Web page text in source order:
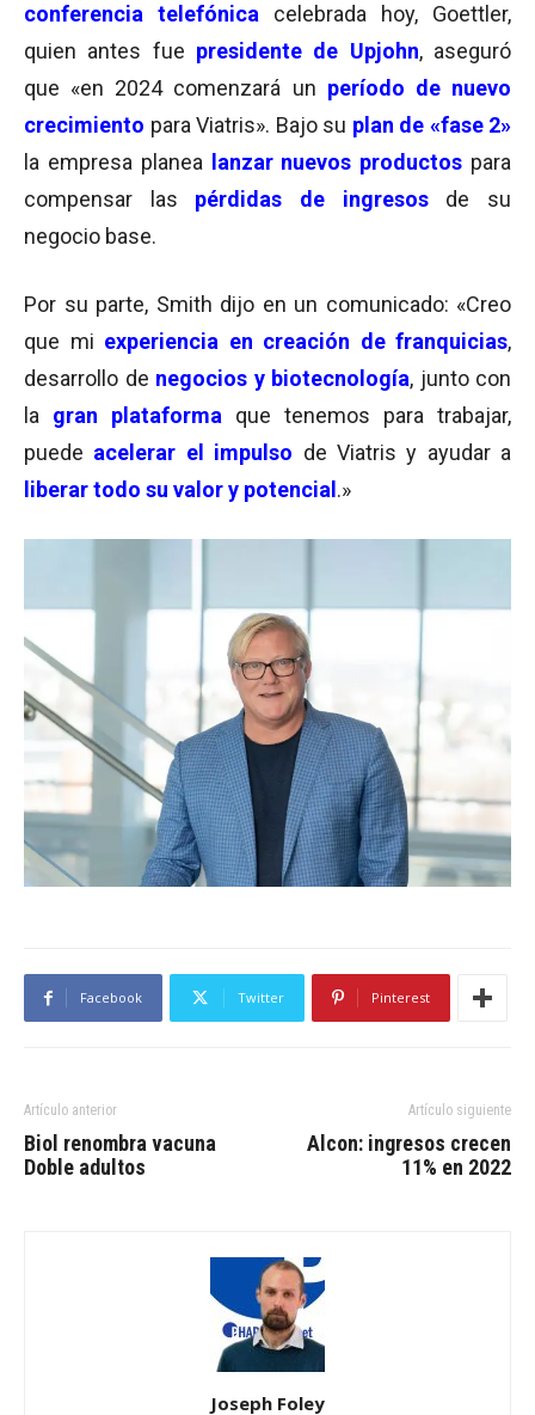
conferencia telefónica celebrada hoy, Goettler,
quien antes fue presidente de Upjohn, aseguró
que «en 2024 comenzará un período de nuevo
crecimiento para Viatris». Bajo su plan de «fase 2»
la empresa planea lanzar nuevos productos para
compensar las pérdidas de ingresosde su
negocio base.
Por su parte, Smith dijo en un comunicado: «Creo
que mi experiencia en creación de franquicias,
desarrollo de negocios y biotecnología, junto con
la gran plataforma que tenemos para trabajar,
puede acelerar el impulso de Viatris y ayudar a
liberar todo su valor y potencial .»
Facebook Twitter Pinterest
Artículo anterior
Biol renombra vacuna
Doble adultos
Artículo siguiente
Alcon: ingresos crecen
11% en 2022
Joseph Foley